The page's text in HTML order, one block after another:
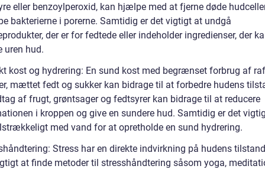
eller benzoylperoxid, kan hjælpe med at fjerne døde
bakterierne i porerne. Samtidig er det vigtigt at undgå
der er for fedtede eller indeholder ingredienser, der
uren hud.
kost og hydrering: En sund kost med begrænset forbrug af
mættet fedt og sukker kan bidrage til at forbedre hudens
af frugt, grøntsager og fedtsyrer kan bidrage til at reducere
i kroppen og give en sundere hud. Samtidig er det
med vand for at opretholde en sund hydrering.
Stress har en direkte indvirkning på hudens
at finde metoder til stresshåndtering såsom yoga,